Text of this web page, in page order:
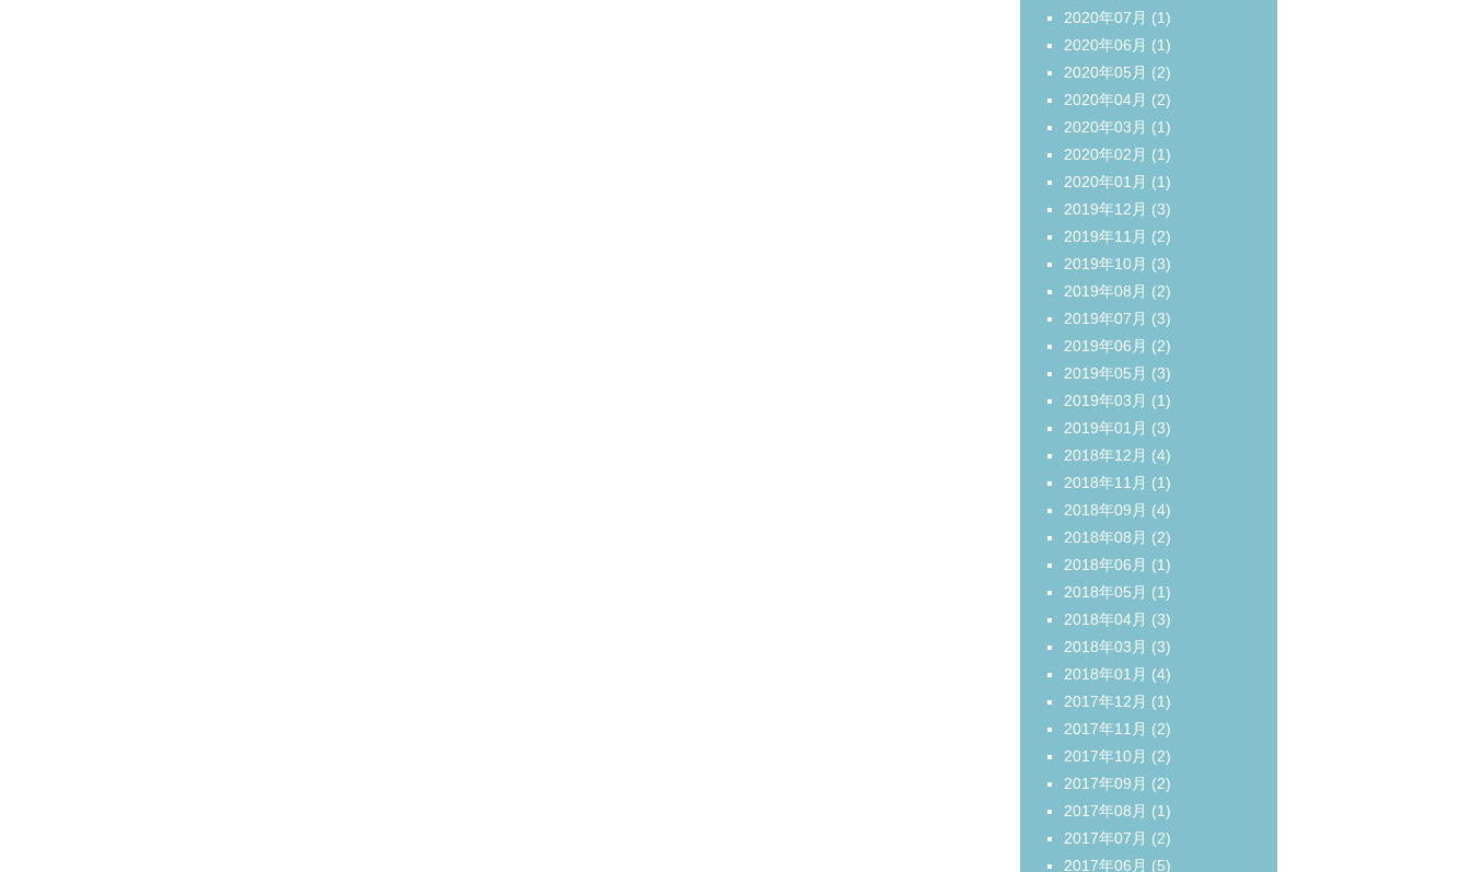
2020年07月 (1)
2020年06月 (1)
2020年05月 (2)
2020年04月 (2)
2020年03月 (1)
2020年02月 (1)
2020年01月 (1)
2019年12月 (3)
2019年11月 (2)
2019年10月 (3)
2019年08月 (2)
2019年07月 (3)
2019年06月 (2)
2019年05月 (3)
2019年03月 (1)
2019年01月 (3)
2018年12月 (4)
2018年11月 (1)
2018年09月 (4)
2018年08月 (2)
2018年06月 (1)
2018年05月 (1)
2018年04月 (3)
2018年03月 (3)
2018年01月 (4)
2017年12月 (1)
2017年11月 (2)
2017年10月 (2)
2017年09月 (2)
2017年08月 (1)
2017年07月 (2)
2017年06月 (5)